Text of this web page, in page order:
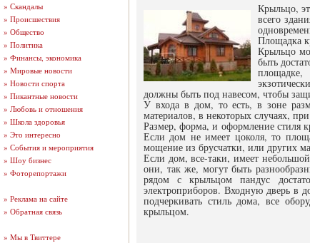
» Скандалы
» Происшествия
» Общество
» Политика
» Финансы, экономика
» Мировые новости
» Новости спорта
» Пикантные новости
» Любовь и отношения
» Школа здоровья
» Это интересно
» События и мероприятия
» Шоу бизнес
» Фоторепортажи
» Реклама на сайте
» Обратная связь
» Мы в Твиттере
Крыльцо,
всего
Площадка
Крыльцо
быть
должны быть под навесом, чтобы
У входа в дом, то есть, в зоне
материалов, в некоторых случаях,
Размер, форма, и оформление стиля
Если дом не имеет цоколя, то
мощение из брусчатки, или других
Если дом, все-таки, имеет
они, так же, могут быть
рядом с крыльцом пандус
электроприборов. Входную дверь в
подчеркивать стиль дома, все
крыльцом.